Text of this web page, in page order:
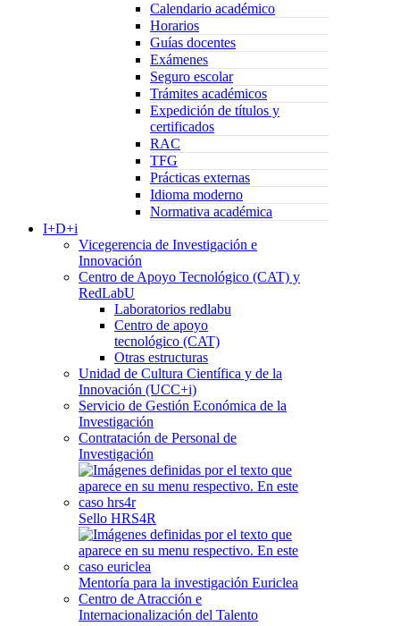
Calendario académico
Horarios
Guías docentes
Exámenes
Seguro escolar
Trámites académicos
Expedición de títulos y
certificados
RAC
TFG
Prácticas externas
Idioma moderno
Normativa académica
I+D+i
Vicegerencia de Investigación e
Innovación
Centro de Apoyo Tecnológico (CAT) y
RedLabU
Laboratorios redlabu
Centro de apoyo
tecnológico (CAT)
Otras estructuras
Unidad de Cultura Científica y de la
Innovación (UCC+i)
Servicio de Gestión Económica de la
Investigación
Contratación de Personal de
Investigación
Sello HRS4R
Mentoría para la investigación Euriclea
Centro de Atracción e
Internacionalización del Talento